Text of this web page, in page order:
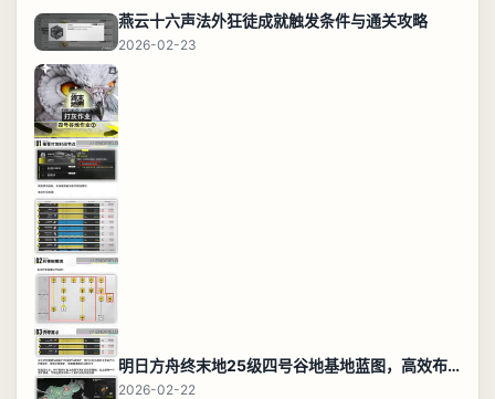
燕云十六声法外狂徒成就触发条件与通关攻略
2026-02-23
明日方舟终末地25级四号谷地基地蓝图，高效布局规划
2026-02-22